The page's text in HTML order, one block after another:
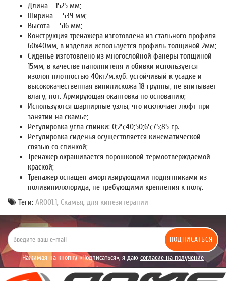
Длина – 1525 мм;
Ширина – 539 мм;
Высота – 516 мм;
Конструкция тренажера изготовлена из стального профиля
60х40мм, в изделии используется профиль толщиной 2мм;
Сиденье изготовлено из многослойной фанеры толщиной
15мм, в качестве наполнителя и обивки используется
изолон плотностью 40кг/м.куб. устойчивый к усадке и
высококачественная винилискожа 18 группы, не впитывает
влагу, пот. Армирующая окантовка по основанию;
Используются шарнирные узлы, что исключает люфт при
занятии на скамье;
Регулировка угла спинки: 0;25;40;50;65;75;85 гр.
Регулировка сиденья осуществляется кинематической
связью со спинкой;
Тренажер окрашивается порошковой термоотверждаемой
краской;
Тренажер оснащен амортизирующими подпятниками из
поливинилхлорида, не требующими крепления к полу.
Теги: AR001.1, Скамья, для кинезитерапии
ПОДПИСАТЬСЯ
Нажимая на кнопку «Подписаться», я даю согласие на получение
уведомлений рекламного характера.